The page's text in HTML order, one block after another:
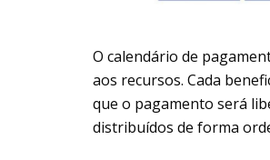
O calendário de
aos recursos. Cada
que o pagamento será
distribuídos de forma